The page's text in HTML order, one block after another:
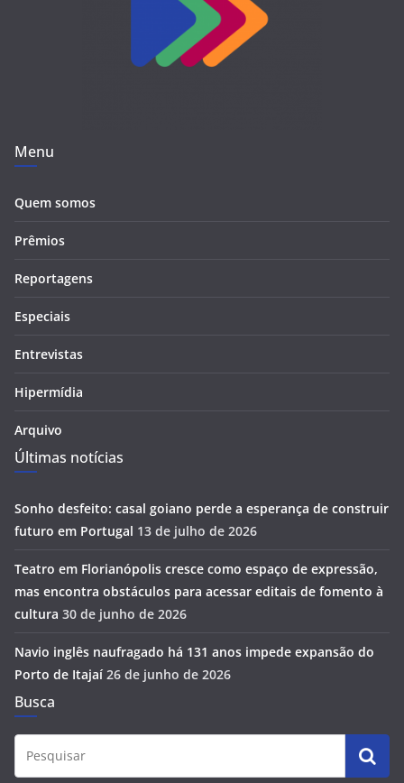
Menu
Quem somos
Prêmios
Reportagens
Especiais
Entrevistas
Hipermídia
Arquivo
Últimas notícias
Sonho desfeito: casal goiano perde a esperança de construir
futuro em Portugal 13 de julho de 2026
Teatro em Florianópolis cresce como espaço de expressão,
mas encontra obstáculos para acessar editais de fomento à
cultura 30 de junho de 2026
Navio inglês naufragado há 131 anos impede expansão do
Porto de Itajaí 26 de junho de 2026
Busca